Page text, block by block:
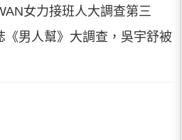
女力接班人大調查第三
男人幫》大調查，吳宇舒被